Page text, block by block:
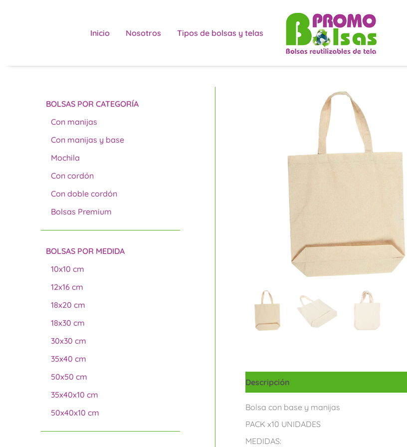
Inicio Nosotros Tipos de bolsas y telas
BOLSAS POR CATEGORÍA
Con manijas
Con manijas y base
Mochila
Con cordón
Con doble cordón
Bolsas Premium
BOLSAS POR MEDIDA
10x10 cm
12x16 cm
18x20 cm
18x30 cm
30x30 cm
35x40 cm
50x50 cm
35x40x10 cm
50x40x10 cm
Descripción
Bolsa con base y manijas
PACK x10 UNIDADES
MEDIDAS: